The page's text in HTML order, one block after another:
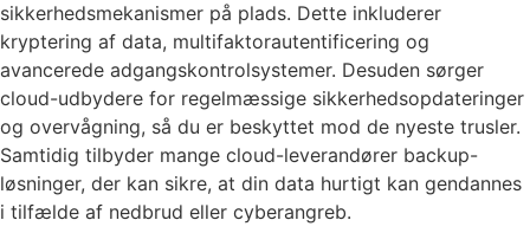
sikkerhedsmekanismer på plads. Dette inkluderer
kryptering af data, multifaktorautentificering og
avancerede adgangskontrolsystemer. Desuden sørger
cloud-udbydere for regelmæssige sikkerhedsopdateringer
og overvågning, så du er beskyttet mod de nyeste trusler.
Samtidig tilbyder mange cloud-leverandører backup-
løsninger, der kan sikre, at din data hurtigt kan gendannes
i tilfælde af nedbrud eller cyberangreb.